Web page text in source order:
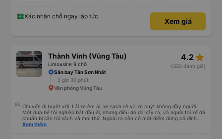
quy định rõ ràng về việc giữ im lặng (tắt âm thanh điện thoại) vào ban đêm
để tránh làm phiền hành khách khác ngủ. Ngoài ra, nhà xe nên dán sẵn mật
khẩu Wi-Fi trong xe để hành khách dễ dàng sử dụng. Tôi vẫn sẽ tiếp tục ủng
Xác nhận chỗ ngay lập tức
Xem giá
Thành Vinh (Vũng Tàu)
Limousine 9 chỗ
4.2 star_rate
(332 đánh giá)
Sân bay Tân Sơn Nhất
2 giờ 30 phút
Văn phòng Vũng Tàu
Chuyến đi tuyệt vời. Lái xe êm ái, xe sạch sẽ và xe buýt không đầy người.
Một đứa bé tội nghiệp bắt đầu ói, nhưng điều đó đã xảy ra, và người tài xế đã
chuẩn bị sẵn túi xách và mọi thứ. Ngoài ra còn có một điểm dừng cố định
trên đường đến vubg tau
Xem thêm